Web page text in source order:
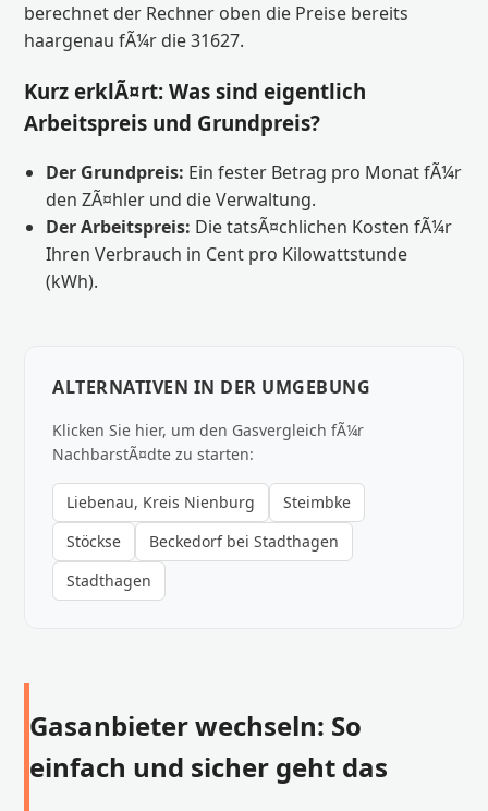
berechnet der Rechner oben die Preise bereits
haargenau fÃ¼r die 31627.
Kurz erklÃ¤rt: Was sind eigentlich
Arbeitspreis und Grundpreis?
Der Grundpreis: Ein fester Betrag pro Monat fÃ¼r
den ZÃ¤hler und die Verwaltung.
Der Arbeitspreis: Die tatsÃ¤chlichen Kosten fÃ¼r
Ihren Verbrauch in Cent pro Kilowattstunde
(kWh).
ALTERNATIVEN IN DER UMGEBUNG
Klicken Sie hier, um den Gasvergleich fÃ¼r
NachbarstÃ¤dte zu starten:
Liebenau, Kreis Nienburg
Steimbke
Stöckse
Beckedorf bei Stadthagen
Stadthagen
Gasanbieter wechseln: So
einfach und sicher geht das